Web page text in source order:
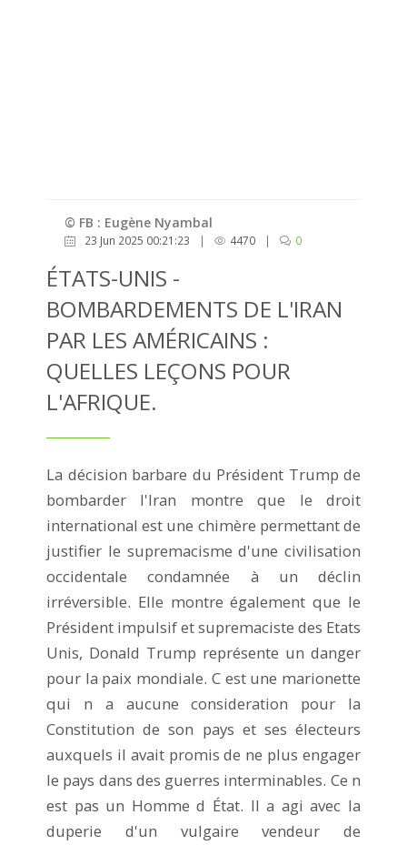
© FB : Eugène Nyambal
23 Jun 2025 00:21:23 | 4470 | 0
ÉTATS-UNIS -
BOMBARDEMENTS DE L'IRAN
PAR LES AMÉRICAINS :
QUELLES LEÇONS POUR
L'AFRIQUE.
La décision barbare du Président Trump de
bombarder l'Iran montre que le droit
international est une chimère permettant de
justifier le supremacisme d'une civilisation
occidentale condamnée à un déclin
irréversible. Elle montre également que le
Président impulsif et supremaciste des Etats
Unis, Donald Trump représente un danger
pour la paix mondiale. C est une marionette
qui n a aucune consideration pour la
Constitution de son pays et ses électeurs
auxquels il avait promis de ne plus engager
le pays dans des guerres interminables. Ce n
est pas un Homme d État. Il a agi avec la
duperie d'un vulgaire vendeur de